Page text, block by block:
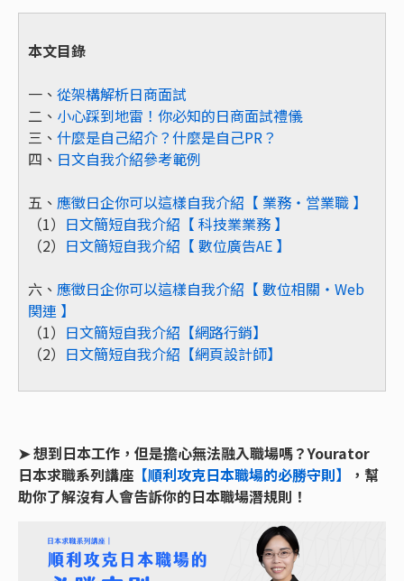
本文目錄
一、 從架構解析日商面試
二、 小心踩到地雷！你必知的日商面試禮儀
三、 什麼是自己紹介？什麼是自己PR？
四、 日文自我介紹參考範例
五、 應徵日企你可以這樣自我介紹【 業務・営業職 】
（1） 日文簡短自我介紹【 科技業業務 】
（2） 日文簡短自我介紹【 數位廣告AE 】
六、 應徵日企你可以這樣自我介紹【 數位相關・Web
関連 】
（1） 日文簡短自我介紹【網路行銷】
（2） 日文簡短自我介紹【網頁設計師】
➤ 想到日本工作，但是擔心無法融入職場嗎？Yourator
日本求職系列講座 【順利攻克日本職場的必勝守則】
，幫
助你了解沒有人會告訴你的日本職場潛規則！